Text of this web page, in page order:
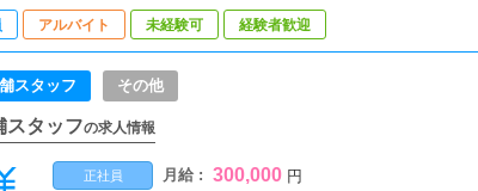
アルバイト 未経験可 経験者歓迎
スタッフ その他
スタッフの求人情報
正社員 月給 : 300,000 円